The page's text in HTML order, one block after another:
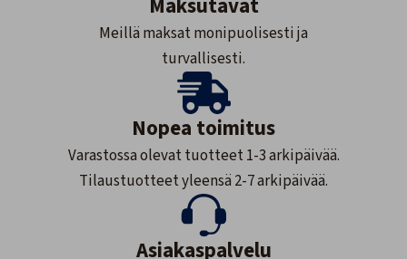
Meillä maksat monipuolisesti ja
turvallisesti.
Nopea toimitus
Varastossa olevat tuotteet 1-3 arkipäivää.
Tilaustuotteet yleensä 2-7 arkipäivää.
Asiakaspalvelu